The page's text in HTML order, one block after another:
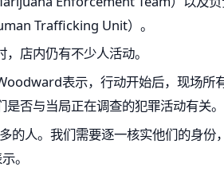
Trafficking Unit）。
店内仍有不少人活动。
表示，行动开始后，现场所
否与当局正在调查的犯罪活动有关。
的人。我们需要逐一核实他们的身份
。